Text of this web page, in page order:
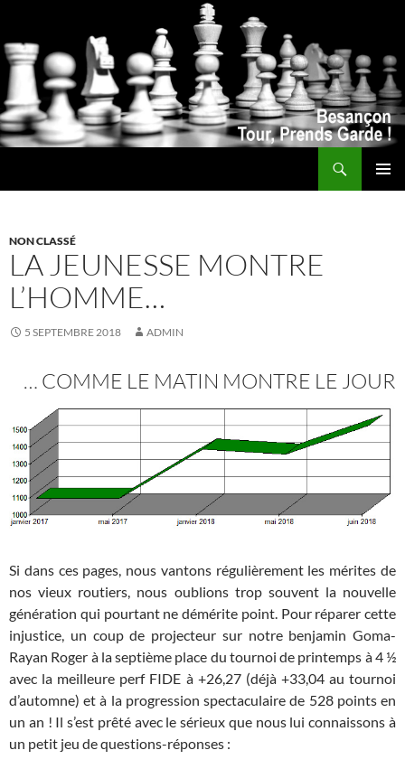
NON CLASSÉ
LA JEUNESSE MONTRE
L’HOMME…
5 SEPTEMBRE 2018 ADMIN
… COMME LE MATIN MONTRE LE JOUR
Si dans ces pages, nous vantons régulièrement les mérites de
nos vieux routiers, nous oublions trop souvent la nouvelle
génération qui pourtant ne démérite point. Pour réparer cette
injustice, un coup de projecteur sur notre benjamin Goma-
Rayan Roger à la septième place du tournoi de printemps à 4 ½
avec la meilleure perf FIDE à +26,27 (déjà +33,04 au tournoi
d’automne) et à la progression spectaculaire de 528 points en
un an ! Il s’est prêté avec le sérieux que nous lui connaissons à
un petit jeu de questions-réponses :